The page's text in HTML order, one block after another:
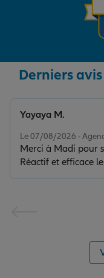
Derniers
Le 07/08/2026 -
Merci à Madi pour
Réactif et efficace
Yayaya M.